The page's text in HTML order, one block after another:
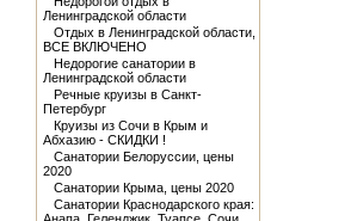
Ленинградской области
Отдых в Ленинградской области,
ВСЕ ВКЛЮЧЕНО
Недорогие санатории в
Ленинградской области
Речные круизы в Санкт-
Петербург
Круизы из Сочи в Крым и
Абхазию - СКИДКИ !
Санатории Белоруссии, цены
2020
Санатории Крыма, цены 2020
Санатории Краснодарского края: